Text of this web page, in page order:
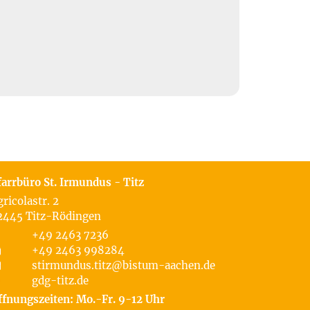
St. Irmundus - Titz
2
Titz-Rödingen
+49 2463 7236
+49 2463 998284
stirmundus.titz@bistum-aachen.de
gdg-titz.de
Mo.-Fr. 9-12 Uhr